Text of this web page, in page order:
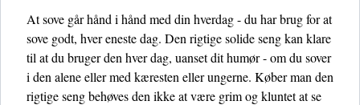
At sove går hånd i hånd med din hverdag - du har brug for at
sove godt, hver eneste dag. Den rigtige solide seng kan klare
til at du bruger den hver dag, uanset dit humør - om du sover
i den alene eller med kæresten eller ungerne. Køber man den
rigtige seng behøves den ikke at være grim og kluntet at se